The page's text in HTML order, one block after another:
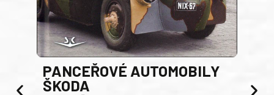
PANCEŘOVÉ AUTOMOBILY
ŠKODA